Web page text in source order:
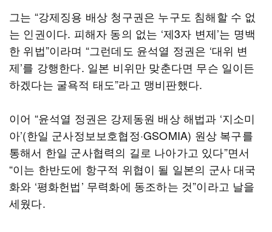
그는 “강제징용 배상 청구권은 누구도 침해할 수 없
는 인권이다. 피해자 동의 없는 ‘제3자 변제’는 명백
한 위법”이라며 “그런데도 윤석열 정권은 ‘대위 변
제’를 강행한다. 일본 비위만 맞춘다면 무슨 일이든
하겠다는 굴욕적 태도”라고 맹비판했다.
이어 “윤석열 정권은 강제동원 배상 해법과 ‘지소미
아’(한일 군사정보보호협정·GSOMIA) 원상 복구를
통해서 한일 군사협력의 길로 나아가고 있다”면서
“이는 한반도에 항구적 위협이 될 일본의 군사 대국
화와 ‘평화헌법’ 무력화에 동조하는 것”이라고 날을
세웠다.